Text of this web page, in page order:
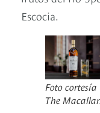
Escocia.
Foto cortesía
The